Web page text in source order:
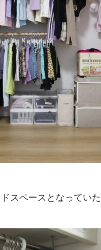
スペースとなっていた